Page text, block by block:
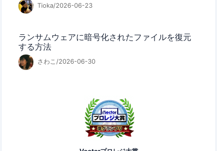
Tioka/2026-06-23
ランサムウェアに暗号化されたファイルを復元
する方法
さわこ/2026-06-30